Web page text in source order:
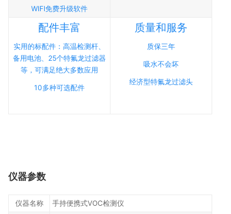
WIFI免费升级软件
配件丰富
实用的标配件：高温检测杆、
备用电池、25个特氟龙过滤器
等，可满足绝大多数应用
10多种可选配件
质量和服务
质保三年
吸水不会坏
经济型特氟龙过滤头
仪器参数
仪器名称 手持便携式VOC检测仪